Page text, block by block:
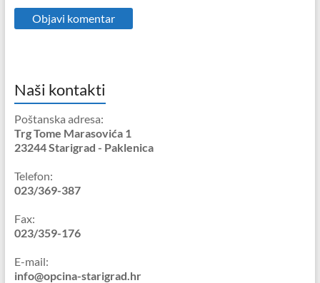
Naši kontakti
Poštanska adresa:
Trg Tome Marasovića 1
23244 Starigrad - Paklenica
Telefon:
023/369-387
Fax:
023/359-176
E-mail:
info@opcina-starigrad.hr